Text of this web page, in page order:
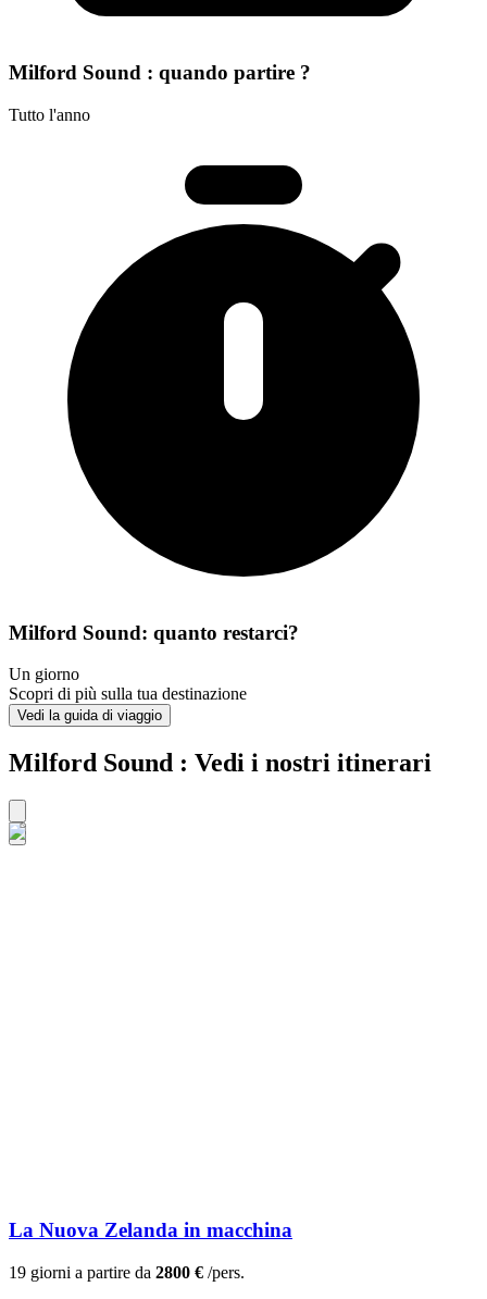
Milford Sound : quando partire ?
Tutto l'anno
Milford Sound: quanto restarci?
Un giorno
Scopri di più sulla tua destinazione
Vedi la guida di viaggio
Milford Sound : Vedi i nostri itinerari
La Nuova Zelanda in macchina
19 giorni a partire da 2800 € /pers.